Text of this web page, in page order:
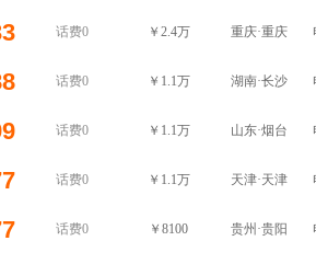
话费0 ￥2.4万 重庆·重庆
话费0 ￥1.1万 湖南·长沙
话费0 ￥1.1万 山东·烟台
话费0 ￥1.1万 天津·天津
话费0 ￥8100 贵州·贵阳